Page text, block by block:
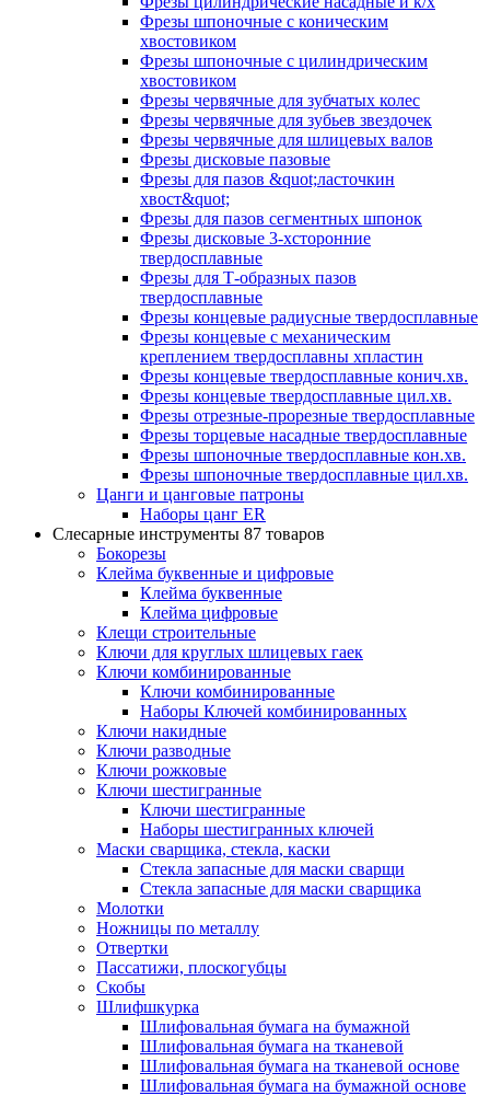
Фрезы шпоночные с коническим
хвостовиком
Фрезы шпоночные с цилиндрическим
хвостовиком
Фрезы червячные для зубчатых колес
Фрезы червячные для зубьев звездочек
Фрезы червячные для шлицевых валов
Фрезы дисковые пазовые
Фрезы для пазов &quot;ласточкин
хвост&quot;
Фрезы для пазов сегментных шпонок
Фрезы дисковые 3-хсторонние
твердосплавные
Фрезы для Т-образных пазов
твердосплавные
Фрезы концевые радиусные твердосплавные
Фрезы концевые с механическим
креплением твердосплавны хпластин
Фрезы концевые твердосплавные конич.хв.
Фрезы концевые твердосплавные цил.хв.
Фрезы отрезные-прорезные твердосплавные
Фрезы торцевые насадные твердосплавные
Фрезы шпоночные твердосплавные кон.хв.
Фрезы шпоночные твердосплавные цил.хв.
Цанги и цанговые патроны
Наборы цанг ER
Слесарные инструменты 87 товаров
Бокорезы
Клейма буквенные и цифровые
Клейма буквенные
Клейма цифровые
Клещи строительные
Ключи для круглых шлицевых гаек
Ключи комбинированные
Ключи комбинированные
Наборы Ключей комбинированных
Ключи накидные
Ключи разводные
Ключи рожковые
Ключи шестигранные
Ключи шестигранные
Наборы шестигранных ключей
Маски сварщика, стекла, каски
Стекла запасные для маски сварщи
Стекла запасные для маски сварщика
Молотки
Ножницы по металлу
Отвертки
Пассатижи, плоскогубцы
Скобы
Шлифшкурка
Шлифовальная бумага на бумажной
Шлифовальная бумага на тканевой
Шлифовальная бумага на тканевой основе
Шлифовальная бумага на бумажной основе